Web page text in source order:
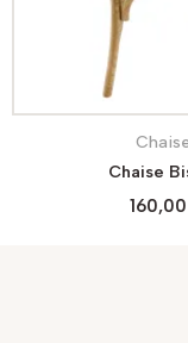
Chaise